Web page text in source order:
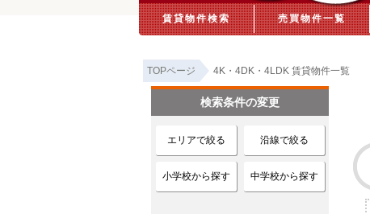
賃貸物件検索 売買物件一覧
TOPページ 4K・4DK・4LDK 賃貸物件一覧
検索条件の変更
エリアで絞る 沿線で絞る
小学校から探す 中学校から探す